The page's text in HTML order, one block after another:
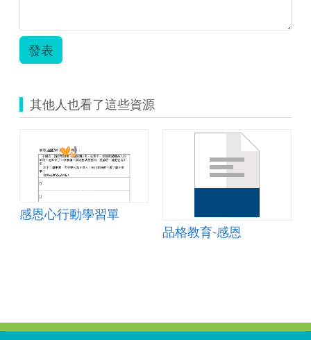
二
發表
其他人也看了這些資源
感恩心行動學習單
品格教育-感恩